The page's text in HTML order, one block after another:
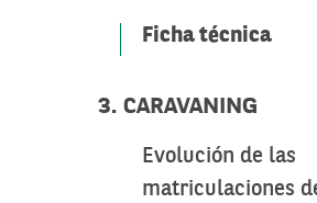
Ficha técnica
3. CARAVANING
Evolución de las
matriculaciones